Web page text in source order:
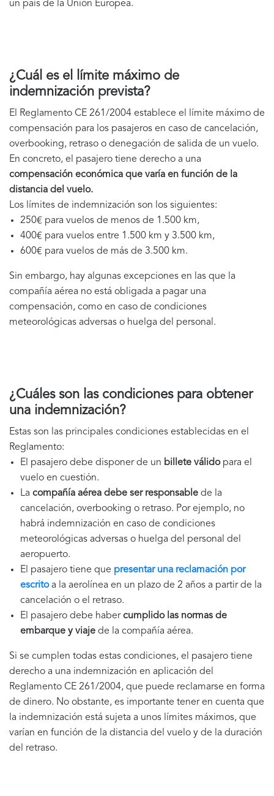
un país de la Unión Europea.
¿Cuál es el límite máximo de
indemnización prevista?
El Reglamento CE 261/2004 establece el límite máximo de
compensación para los pasajeros en caso de cancelación,
overbooking, retraso o denegación de salida de un vuelo.
En concreto, el pasajero tiene derecho a una
compensación económica que varía en función de la
distancia del vuelo.
Los límites de indemnización son los siguientes:
250€ para vuelos de menos de 1.500 km,
400€ para vuelos entre 1.500 km y 3.500 km,
600€ para vuelos de más de 3.500 km.
Sin embargo, hay algunas excepciones en las que la
compañía aérea no está obligada a pagar una
compensación, como en caso de condiciones
meteorológicas adversas o huelga del personal.
¿Cuáles son las condiciones para obtener
una indemnización?
Estas son las principales condiciones establecidas en el
Reglamento:
El pasajero debe disponer de un billete válidopara el
vuelo en cuestión.
La compañía aérea debe ser responsable de la
cancelación, overbooking o retraso. Por ejemplo, no
habrá indemnización en caso de condiciones
meteorológicas adversas o huelga del personal del
aeropuerto.
El pasajero tiene que presentar una reclamación por
escritoa la aerolínea en un plazo de 2 años a partir de la
cancelación o el retraso.
El pasajero debe habercumplido las normas de
embarque y viaje de la compañía aérea.
Si se cumplen todas estas condiciones, el pasajero tiene
derecho a una indemnización en aplicación del
Reglamento CE 261/2004, que puede reclamarse en forma
de dinero. No obstante, es importante tener en cuenta que
la indemnización está sujeta a unos límites máximos, que
varían en función de la distancia del vuelo y de la duración
del retraso.